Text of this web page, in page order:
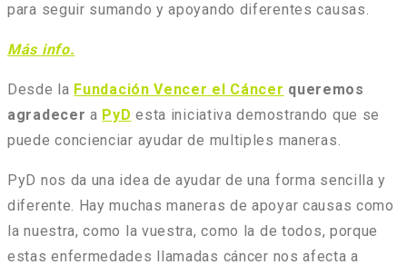
para seguir sumando y apoyando diferentes causas.
Más info.
Desde la Fundación Vencer el Cáncer queremos
agradecer a PyD esta iniciativa demostrando que se
puede concienciar ayudar de multiples maneras.
PyD nos da una idea de ayudar de una forma sencilla y
diferente. Hay muchas maneras de apoyar causas como
la nuestra, como la vuestra, como la de todos, porque
estas enfermedades llamadas cáncer nos afecta a